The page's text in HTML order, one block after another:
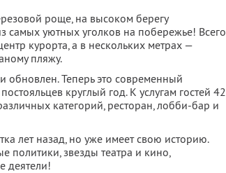
роще, на высоком берегу
самых уютных уголков на побережье! Всего
курорта, а в нескольких метрах —
пляжу.
обновлен. Теперь это современный
круглый год. К услугам гостей 42
категорий, ресторан, лобби-бар и
лет назад, но уже имеет свою историю.
политики, звезды театра и кино,
деятели!